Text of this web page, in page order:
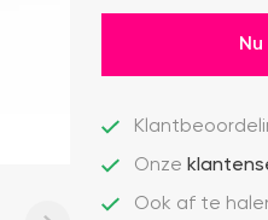
Onze
Ook af te